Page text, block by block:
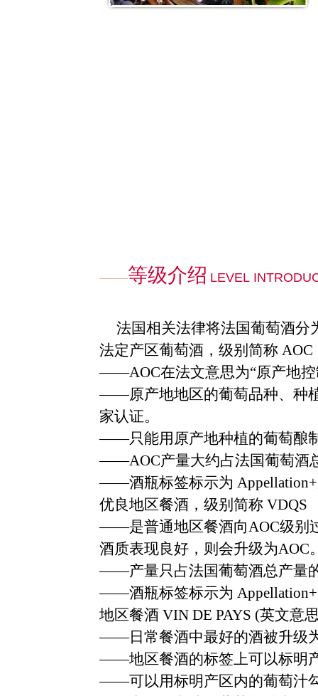
等级介绍 LEVEL
法国相关法律将法国葡萄酒分
法定产区葡萄酒，级别简称 AOC
——AOC在法文意思为“原产地
——原产地地区的葡萄品种、种
家认证。
——只能用原产地种植的葡萄酿
——AOC产量大约占法国葡萄酒
——酒瓶标签标示为 Appellation+
优良地区餐酒，级别简称 VDQS
——是普通地区餐酒向 AOC级别
酒质表现良好，则会升级为AOC
——产量只占法国葡萄酒总产量
——酒瓶标签标示为 Appellation+
地区餐酒 VIN DE PAYS (英文意
——日常餐酒中最好的酒被升级
——地区餐酒的标签上可以标明
——可以用标明产区内的葡萄汁